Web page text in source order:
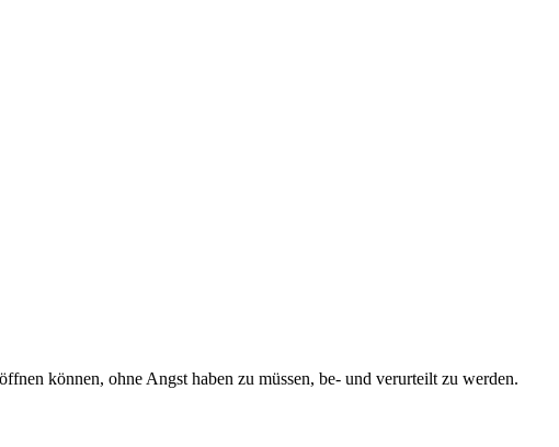
können, ohne Angst haben zu müssen, be- und verurteilt zu werden.